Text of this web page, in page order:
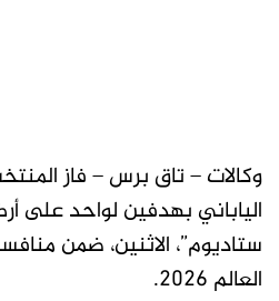
وكالات – تاق برس – فاز
الياباني بهدفين لواحد على
العالم 2026.